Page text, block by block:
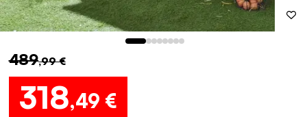
489,99 €
318,49 €